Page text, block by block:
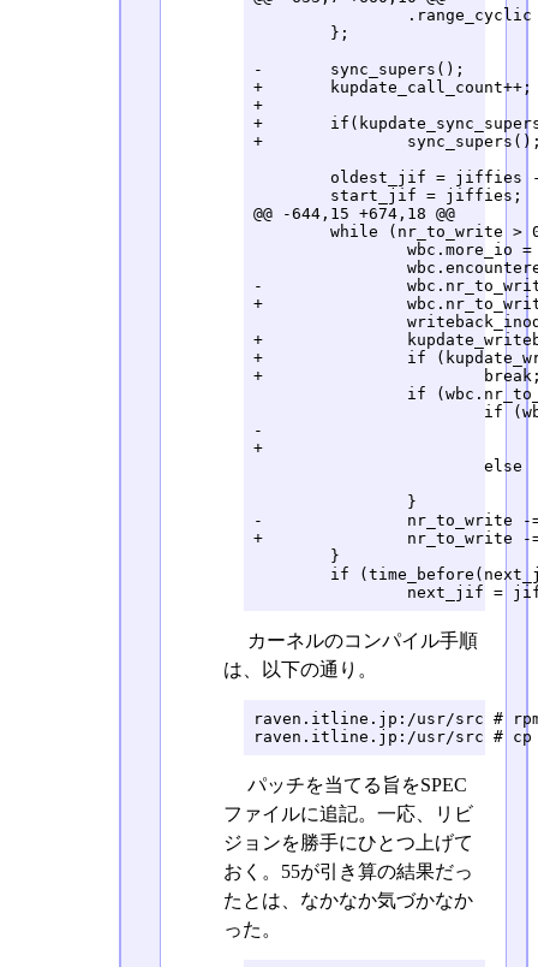
カーネルのコンパイル手順
は、以下の通り。
raven.itline.jp:/usr/src #
raven.itline.jp:/usr/src # cp
パッチを当てる旨をSPEC
ファイルに追記。一応、リビ
ジョンを勝手にひとつ上げて
おく。55が引き算の結果だっ
たとは、なかなか気づかなか
った。